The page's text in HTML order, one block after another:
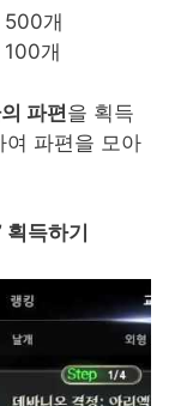
개
개
파편을 획득
여 파편을 모아
득하기